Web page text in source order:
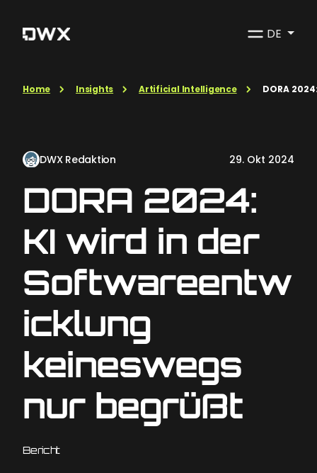
DE
Home Insights Artificial Intelligence DORA
DWX Redaktion 29. Okt 2024
DORA 2024:
KI wird in der
Softwareentw
icklung
keineswegs
nur begrüßt
Bericht